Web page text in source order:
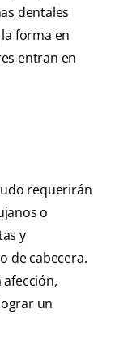
dentales
forma en
entran en
requerirán
o
y
de cabecera.
un